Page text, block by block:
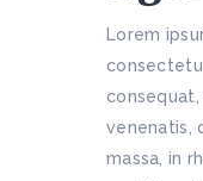
Lorem
venenatis,
massa, in